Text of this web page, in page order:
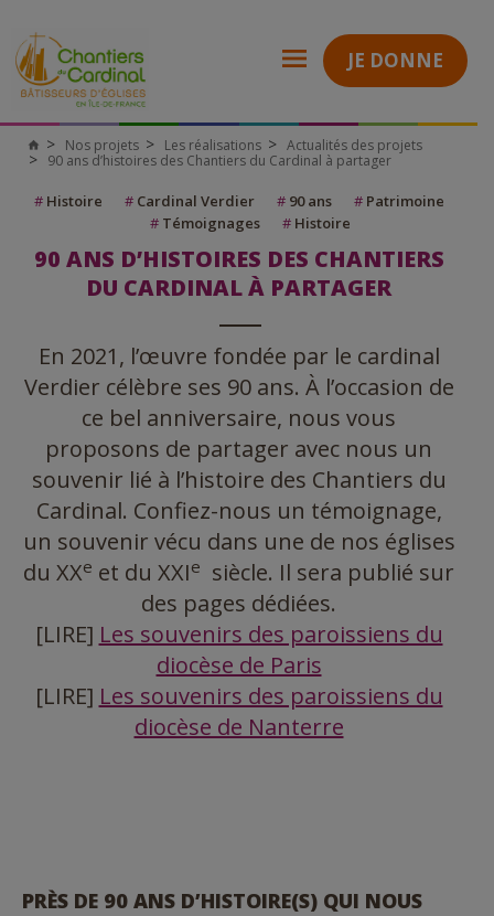
JE DONNE
Nos projets Les réalisations
Actualités des projets
90 ans d’histoires des Chantiers du Cardinal à partager
#Histoire #Cardinal Verdier #90 ans #Patrimoine
#Témoignages #Histoire
90 ANS D’HISTOIRES DES CHANTIERS
DU CARDINAL À PARTAGER
En 2021, l’œuvre fondée par le cardinal
Verdier célèbre ses 90 ans. À l’occasion de
ce bel anniversaire, nous vous
proposons de partager avec nous un
souvenir lié à l’histoire des Chantiers du
Cardinal. Confiez-nous un témoignage,
un souvenir vécu dans une de nos églises
du XXe et du XXIe siècle. Il sera publié sur
des pages dédiées.
[LIRE] Les souvenirs des paroissiens du
diocèse de Paris
[LIRE] Les souvenirs des paroissiens du
diocèse de Nanterre
PRÈS DE 90 ANS D’HISTOIRE(S) QUI NOUS